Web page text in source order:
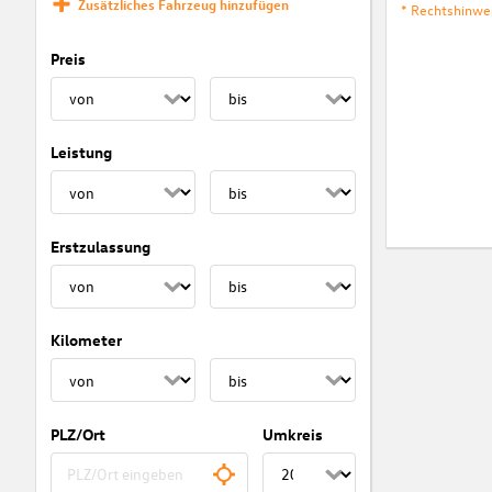
Preis
Leistung
Erstzulassung
Kilometer
PLZ/Ort Umkreis
*